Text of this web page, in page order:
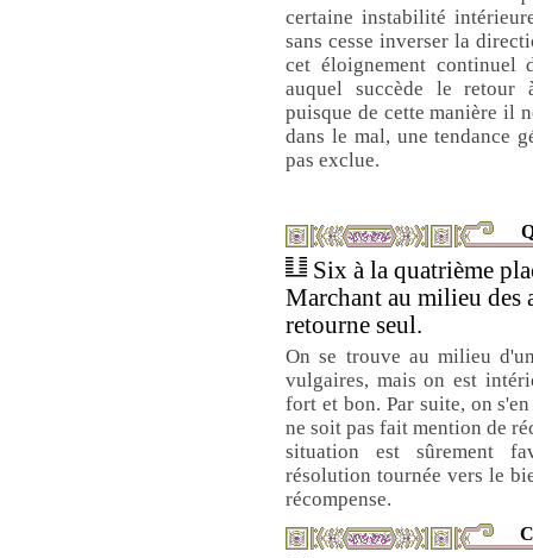
certaine instabilité
sans cesse inverser la
cet éloignement continuel
auquel succède le retour
puisque de cette manière il
dans le mal, une tendance
pas exclue.
Six à la quatrième
Marchant au milieu des
retourne seul.
On se trouve au milieu
vulgaires, mais on est
fort et bon. Par suite, on
ne soit pas fait mention de
situation est sûrement
résolution tournée vers le
récompense.